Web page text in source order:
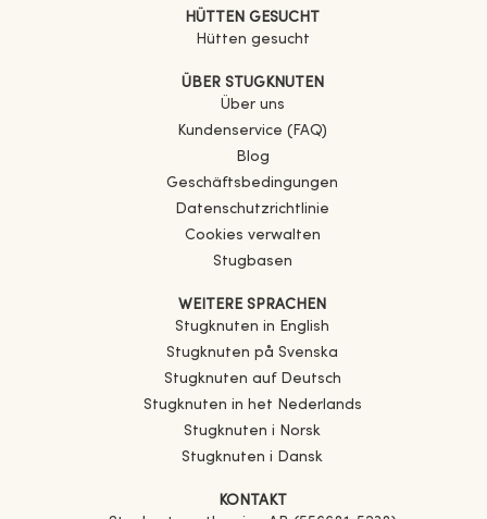
HÜTTEN GESUCHT
Hütten gesucht
ÜBER STUGKNUTEN
Über uns
Kundenservice (FAQ)
Blog
Geschäftsbedingungen
Datenschutzrichtlinie
Cookies verwalten
Stugbasen
WEITERE SPRACHEN
Stugknuten in English
Stugknuten på Svenska
Stugknuten auf Deutsch
Stugknuten in het Nederlands
Stugknuten i Norsk
Stugknuten i Dansk
KONTAKT